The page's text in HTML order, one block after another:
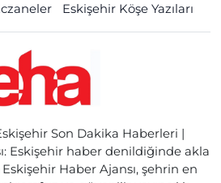
Eskişehir Köşe Yazıları
Son Dakika Haberleri |
Eskişehir haber denildiğinde akla
Haber Ajansı, şehrin en